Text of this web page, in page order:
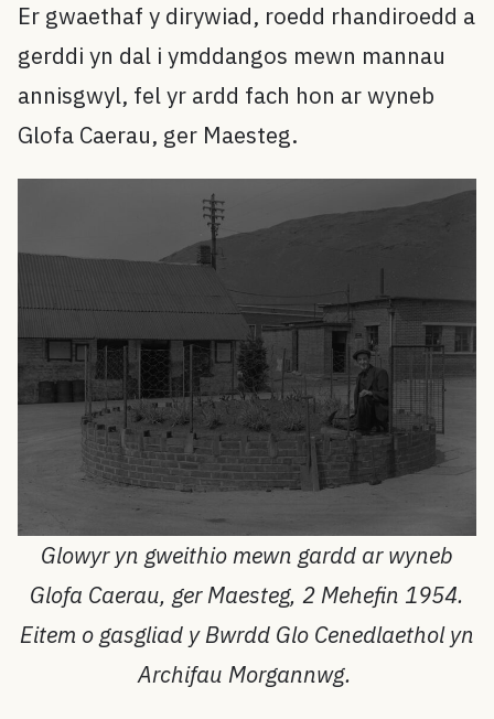
Er gwaethaf y dirywiad, roedd rhandiroedd a
gerddi yn dal i ymddangos mewn mannau
annisgwyl, fel yr ardd fach hon ar wyneb
Glofa Caerau, ger Maesteg.
Glowyr yn gweithio mewn gardd ar wyneb
Glofa Caerau, ger Maesteg, 2 Mehefin 1954.
Eitem o gasgliad y Bwrdd Glo Cenedlaethol yn
Archifau Morgannwg.